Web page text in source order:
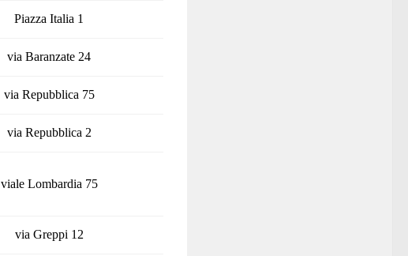
Piazza Italia 1
via Baranzate 24
via Repubblica 75
via Repubblica 2
viale Lombardia 75
via Greppi 12